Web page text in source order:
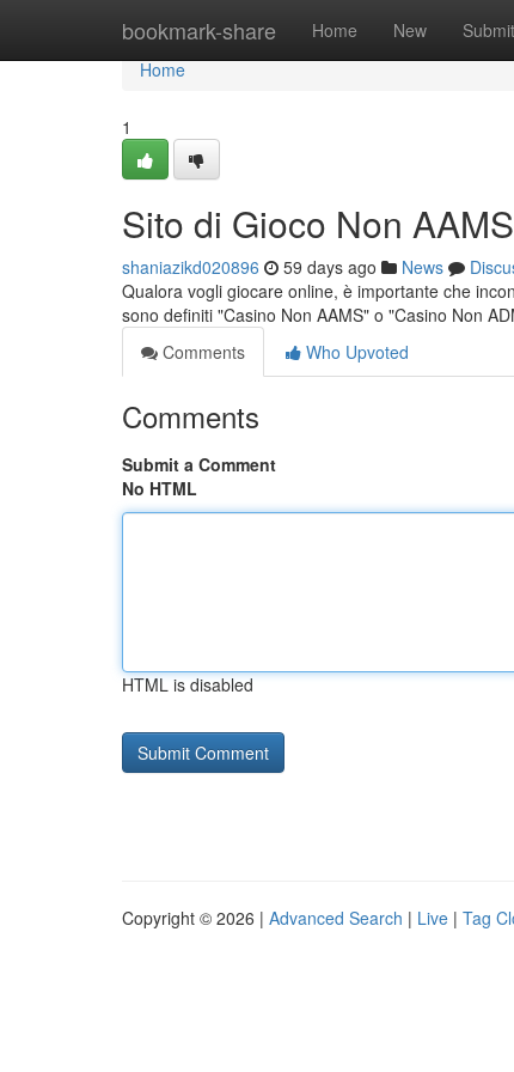
bookmark-share Home New Submit
Home
Home
1
Sito di Gioco Non
shaniazikd020896 59 days ago News
Qualora vogli giocare online, è importante che
sono definiti "Casino Non AAMS" o "Casino Non
Comments
Who Upvoted
Comments
Submit a Comment
No HTML
HTML is disabled
Copyright © 2026 | Advanced Search | Live | Tag